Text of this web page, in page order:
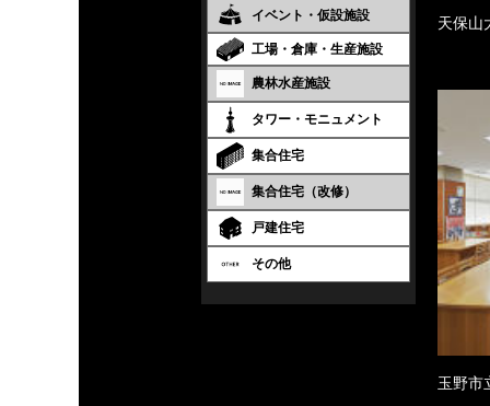
イベント・仮設施設
工場・倉庫・生産施設
農林水産施設
タワー・モニュメント
集合住宅
集合住宅（改修）
戸建住宅
その他
天保山
玉野市